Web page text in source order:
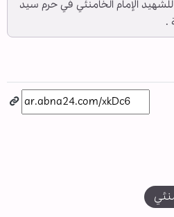
الإمام الخامنئي في حرم سيد
.